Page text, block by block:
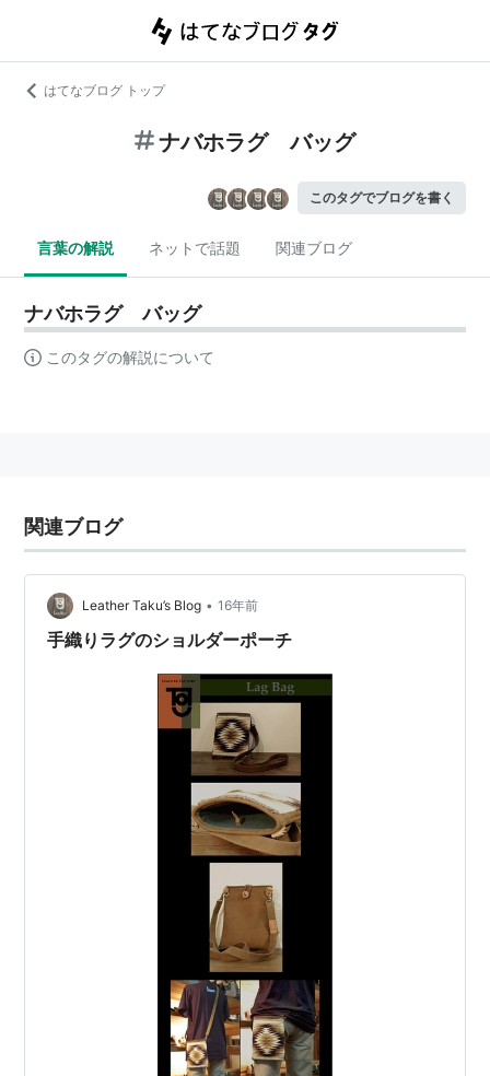
はてなブログ トップ
ナバホラグ バッグ
このタグでブログを書く
言葉の解説 ネットで話題 関連ブログ
ナバホラグ バッグ
このタグの解説について
関連ブログ
Leather Taku’s Blog • 16年前
手織りラグのショルダーポーチ